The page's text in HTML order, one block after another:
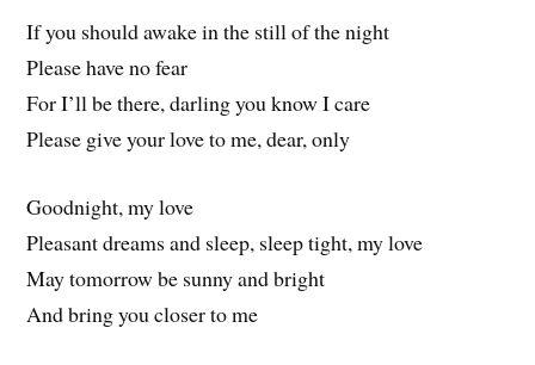
If you should awake in the still of the night
Please have no fear
For I’ll be there, darling you know I care
Please give your love to me, dear, only
Goodnight, my love
Pleasant dreams and sleep, sleep tight, my love
May tomorrow be sunny and bright
And bring you closer to me